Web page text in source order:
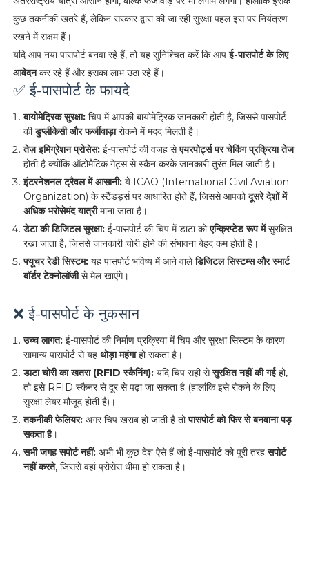
कुछ तकनीकी खतरे हैं, लेकिन सरकार द्वारा की जा रही सुरक्षा पहल इस पर नियंत्रण
रखने में सक्षम हैं।
यदि आप नया पासपोर्ट बनवा रहे हैं, तो यह सुनिश्चित करें कि आपई-पासपोर्ट के लिए
आवेदनकर रहे हैं और इसका लाभ उठा रहे हैं।
✅ ई-पासपोर्ट के फायदे
बायोमेट्रिक सुरक्षा:चिप में आपकी बायोमेट्रिक जानकारी होती है, जिससे पासपोर्ट
कीडुप्लीकेसी और फर्जीवाड़ारोकने में मदद मिलती है।
तेज़ इमिग्रेशन प्रोसेस:ई-पासपोर्ट की वजह सेएयरपोर्ट्स पर चेकिंग प्रक्रिया तेज
होती है क्योंकि ऑटोमैटिक गेट्स से स्कैन करके जानकारी तुरंत मिल जाती है।
इंटरनेशनल ट्रैवल में आसानी:ये ICAO (International Civil Aviation
Organization) के स्टैंडर्ड्स पर आधारित होते हैं, जिससे आपकोदूसरे देशों में
अधिक भरोसेमंद यात्रीमाना जाता है।
डेटा की डिजिटल सुरक्षा:ई-पासपोर्ट की चिप में डाटा कोएन्क्रिप्टेड रूप मेंसुरक्षित
रखा जाता है, जिससे जानकारी चोरी होने की संभावना बेहद कम होती है।
फ्यूचर रेडी सिस्टम:यह पासपोर्ट भविष्य में आने वालेडिजिटल सिस्टम्स और स्मार्ट
बॉर्डर टेक्नोलॉजीसे मेल खाएंगे।
❌ ई-पासपोर्ट के नुकसान
उच्च लागत:ई-पासपोर्ट की निर्माण प्रक्रिया में चिप और सुरक्षा सिस्टम के कारण
सामान्य पासपोर्ट से यह थोड़ा महंगाहो सकता है।
डाटा चोरी का खतरा (RFID स्कैनिंग):यदि चिप सही सेसुरक्षित नहीं की गईहो,
तो इसे RFID स्कैनर से दूर से पढ़ा जा सकता है (हालांकि इसे रोकने के लिए
सुरक्षा लेयर मौजूद होती है)।
तकनीकी फेलियर:अगर चिप खराब हो जाती है तोपासपोर्ट को फिर से बनवाना पड़
सकता है।
सभी जगह सपोर्ट नहीं:अभी भी कुछ देश ऐसे हैं जो ई-पासपोर्ट को पूरी तरहसपोर्ट
नहीं करते, जिससे वहां प्रोसेस धीमा हो सकता है।